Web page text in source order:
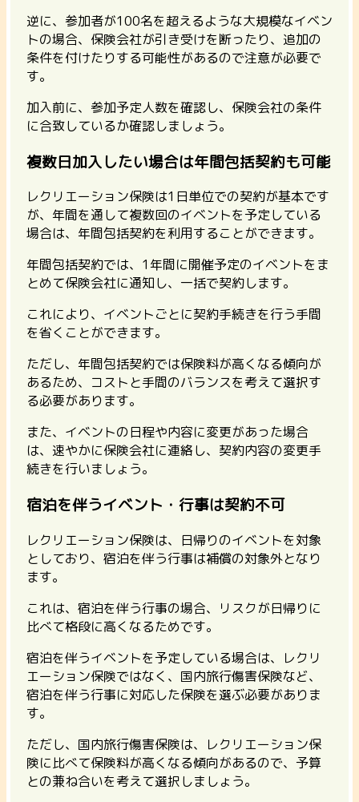
逆に、 参加者が100名を超えるような大規模なイベン
トの場合、保険会社が引き受けを断ったり、追加の
条件を付けたりする可能性があるので注意が必要で
す。
加入前に、参加予定人数を確認し、保険会社の条件
に合致しているか確認しましょう。
複数日加入したい場合は年間包括契約も可能
レクリエーション保険は1日単位での契約が基本です
が、 年間を通して複数回のイベントを予定している
場合は、年間包括契約を利用することができます。
年間包括契約では、1年間に開催予定のイベントをま
とめて保険会社に通知し、一括で契約します。
これにより、イベントごとに契約手続きを行う手間
を省くことができます。
ただし、 年間包括契約では保険料が高くなる傾向が
あるため、コストと手間のバランスを考えて選択す
る必要があります。
また、イベントの日程や内容に変更があった場合
は、速やかに保険会社に連絡し、契約内容の変更手
続きを行いましょう。
宿泊を伴うイベント・行事は契約不可
レクリエーション保険は、日帰りのイベントを対象
としており、宿泊を伴う行事は補償の対象外となり
ます。
これは、宿泊を伴う行事の場合、リスクが日帰りに
比べて格段に高くなるためです。
宿泊を伴うイベントを予定している場合は、レクリ
エーション保険ではなく、国内旅行傷害保険など、
宿泊を伴う行事に対応した保険を選ぶ必要がありま
す。
ただし、国内旅行傷害保険は、レクリエーション保
険に比べて保険料が高くなる傾向があるので、予算
との兼ね合いを考えて選択しましょう。